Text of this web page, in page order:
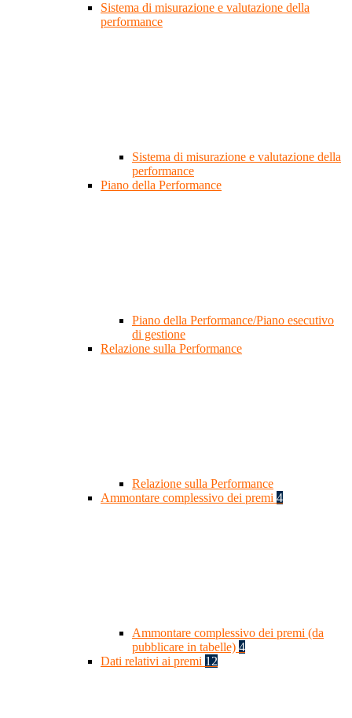
Sistema di misurazione e valutazione della
performance
Sistema di misurazione e valutazione della
performance
Piano della Performance
Piano della Performance/Piano esecutivo
di gestione
Relazione sulla Performance
Relazione sulla Performance
Ammontare complessivo dei premi 4
Ammontare complessivo dei premi (da
pubblicare in tabelle) 4
Dati relativi ai premi 12